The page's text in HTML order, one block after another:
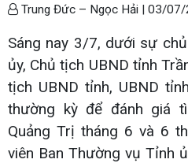
Trung Đức – Ngọc Hải | 03/07/
Sáng nay 3/7, dưới sự
ủy, Chủ tịch UBND tỉnh
tịch UBND tỉnh, UBND
thường kỳ để đánh giá
Quảng Trị tháng 6 và 6
viên Ban Thường vụ Tỉnh